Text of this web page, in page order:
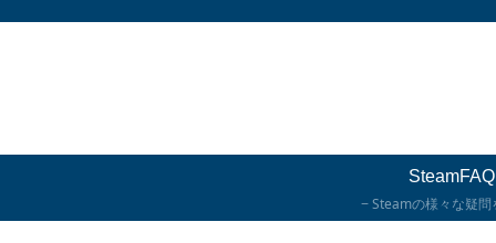
SteamFAQ
Steamの様々な疑問